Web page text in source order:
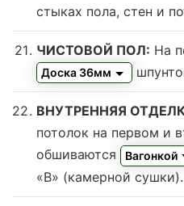
стыках пола, стен и
ЧИСТОВОЙ ПОЛ: На
Доска 36мм
ВНУТРЕННЯЯ
потолок на первом и
обшиваются
Вагонкой
«В» (камерной сушки).